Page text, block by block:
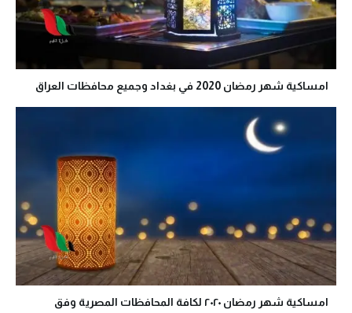
امساكية شهر رمضان 2020 في بغداد وجميع محافظات العراق
امساكية شهر رمضان ٢٠٢٠ لكافة المحافظات المصرية وفق